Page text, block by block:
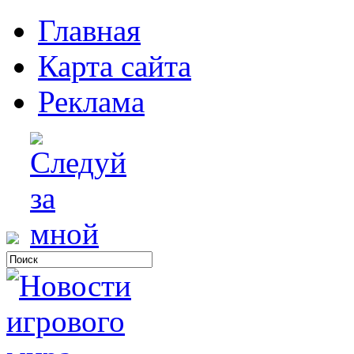
Главная
Карта сайта
Реклама